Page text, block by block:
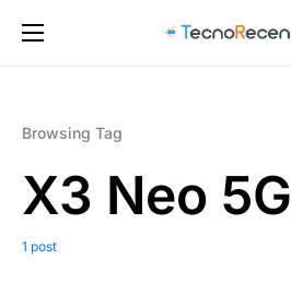
Browsing Tag
X3 Neo 5G
1 post